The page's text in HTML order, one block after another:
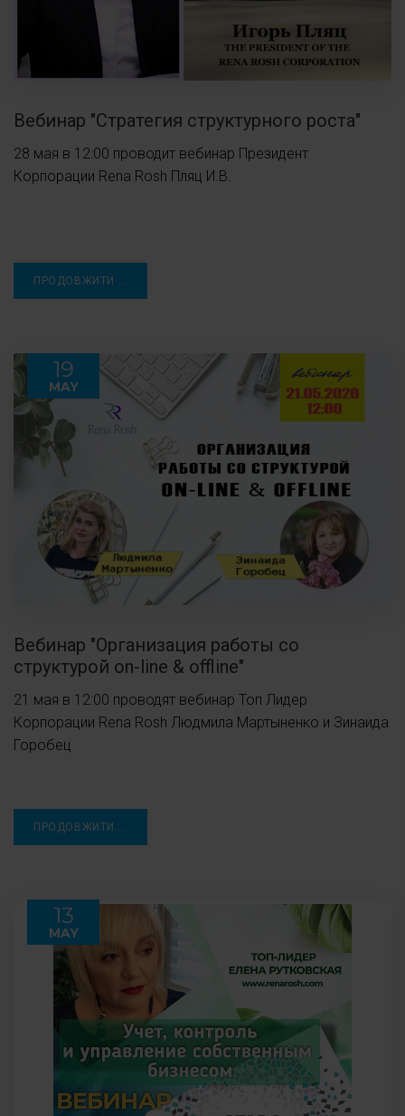
Вебинар "Стратегия структурного роста"
28 мая в 12:00 проводит вебинар Президент
Корпорации Rena Rosh Пляц И.В.
ПРОДОВЖИТИ ...
19
MAY
Вебинар "Организация работы со
структурой on-line & offline"
21 мая в 12:00 проводят вебинар Топ Лидер
Корпорации Rena Rosh Людмила Мартыненко и Зинаида
Горобец
ПРОДОВЖИТИ ...
13
MAY